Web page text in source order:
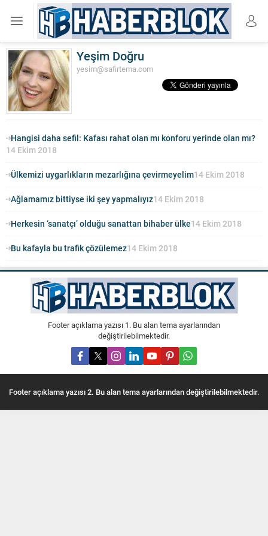
Yeşim Doğru
yesim@safirtema.com
Hangisi daha sefil: Kafası rahat olan mı konforu yerinde olan mı?
14 Ekim 2018
Ülkemizi uygarlıkların mezarlığına çevirmeyelim14 Ekim 2018
Ağlamamız bittiyse iki şey yapmalıyız14 Ekim 2018
Herkesin ‘sanatçı’ olduğu sanattan bihaber ülke14 Ekim 2018
Bu kafayla bu trafik çözülemez14 Ekim 2018
Footer açıklama yazısı 1. Bu alan tema ayarlarından
değiştirilebilmektedir.
Footer açıklama yazısı 2. Bu alan tema ayarlarından değiştirilebilmektedir.